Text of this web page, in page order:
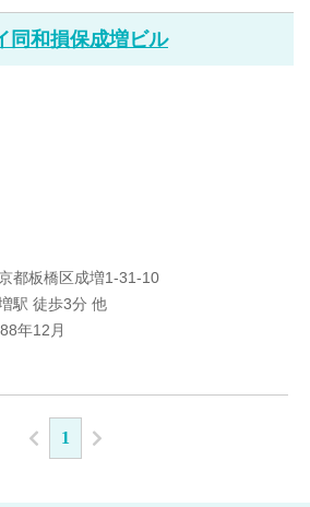
同和損保成増ビル
都板橋区成増1-31-10
駅 徒歩3分 他
年12月
1